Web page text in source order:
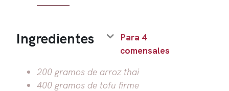
Ingredientes
Para 4
comensales
200 gramos de arroz thai
400 gramos de tofu firme